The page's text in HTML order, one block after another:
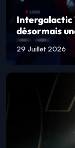
Intergalactic
désormais
29 Juillet 2026